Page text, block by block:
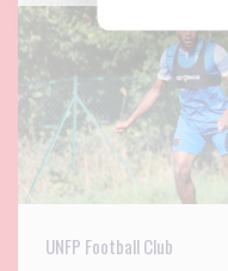
UNFP Football Club